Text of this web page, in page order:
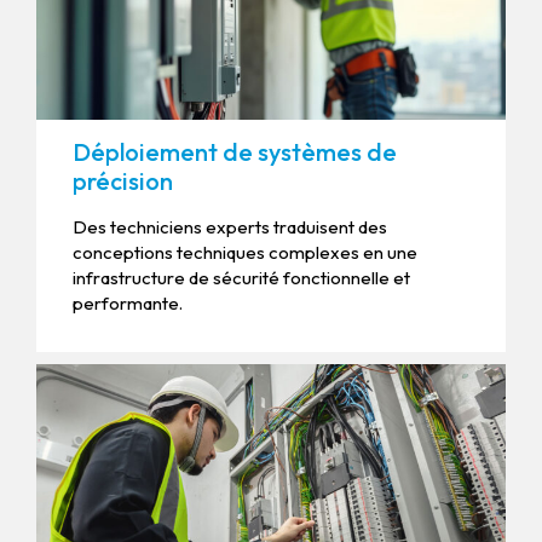
Déploiement de systèmes de
précision
Des techniciens experts traduisent des
conceptions techniques complexes en une
infrastructure de sécurité fonctionnelle et
performante.